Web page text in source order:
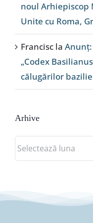
noul Arhiepiscop
Unite cu Roma,
Francisc la
„Codex
călugărilor
Arhive
Arhive